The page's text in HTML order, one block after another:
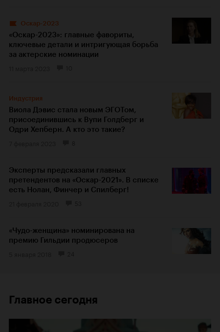
Оскар-2023
«Оскар-2023»: главные фавориты,
ключевые детали и интригующая борьба
за актерские номинации
Индустрия
Виола Дэвис стала новым ЭГОТом,
присоединившись к Вупи Голдберг и
Одри Хепберн. А кто это такие?
Эксперты предсказали главных
претендентов на «Оскар-2021». В списке
есть Нолан, Финчер и Спилберг!
«Чудо-женщина» номинирована на
премию Гильдии продюсеров
Главное сегодня